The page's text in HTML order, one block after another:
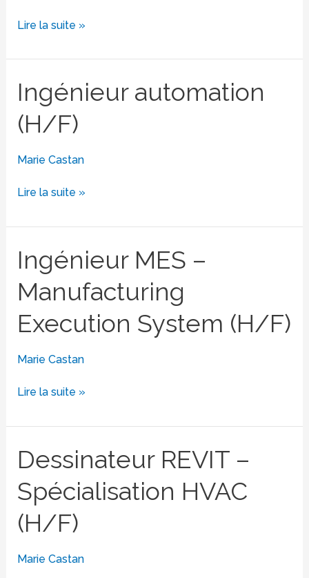
Lire la suite »
Ingénieur automation
(H/F)
Marie Castan
Ingénieur
automation
(H/F)
Lire la suite »
Ingénieur MES –
Manufacturing
Execution System (H/F)
Marie Castan
Ingénieur
MES
–
Manufacturing
Execution
System
Lire la suite »
Dessinateur REVIT –
Spécialisation HVAC
(H/F)
Marie Castan
Dessinateur
REVIT
–
Spécialisation
HVAC
(H/F)